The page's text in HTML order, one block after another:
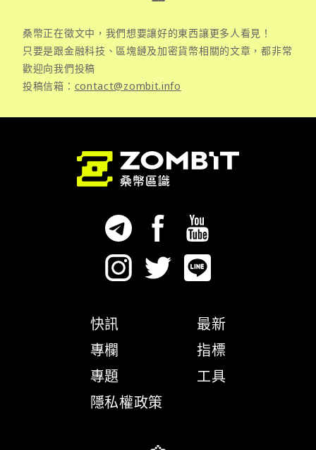
桑幣正在徵文中，我們想要讓好的東西讓更多人看見！
只要是跟金融科技、區塊鏈及加密貨幣相關的文章，都非常
歡迎向我們投稿
投稿信箱： contact@zombit.info
快訊
專欄
專題
隱私權政策
最新
指標
工具